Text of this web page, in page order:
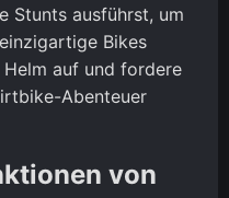
Stunts ausführst, um
Bikes
auf und fordere
Abenteuer
von